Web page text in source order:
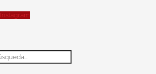
Instagram